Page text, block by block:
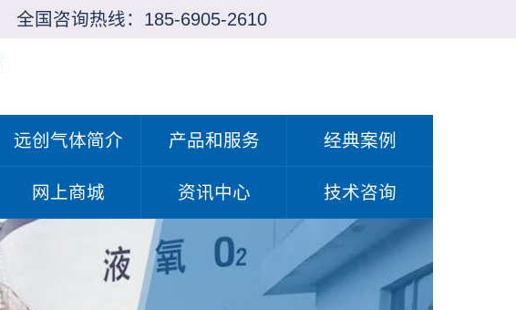
全国咨询热线： 185-6905-2610
远创气体简介 产品和服务 经典案例
网上商城 资讯中心 技术咨询